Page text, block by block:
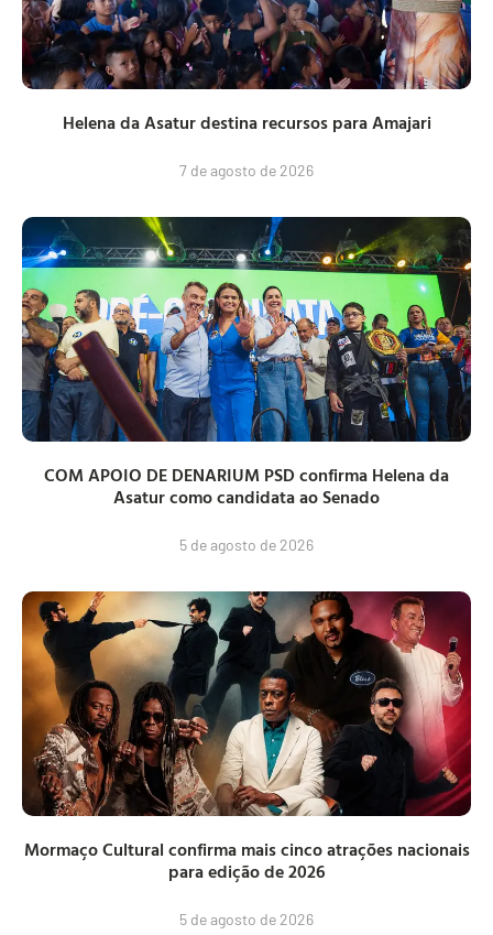
Helena da Asatur destina recursos para Amajari
7 de agosto de 2026
COM APOIO DE DENARIUM PSD confirma Helena da
Asatur como candidata ao Senado
5 de agosto de 2026
Mormaço Cultural confirma mais cinco atrações nacionais
para edição de 2026
5 de agosto de 2026